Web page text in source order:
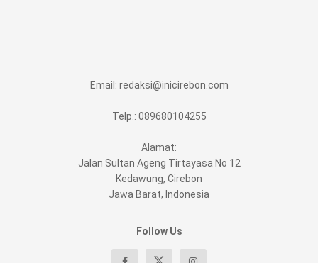
Email: redaksi@inicirebon.com
Telp.: 089680104255
Alamat:
Jalan Sultan Ageng Tirtayasa No 12
Kedawung, Cirebon
Jawa Barat, Indonesia
Follow Us